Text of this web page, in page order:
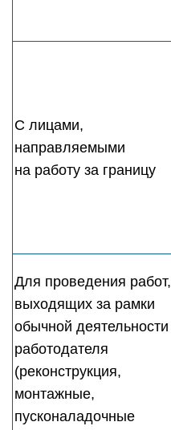
С лицами,
направляемыми
на работу за границу
Для проведения работ,
выходящих за рамки
обычной деятельности
работодателя
(реконструкция,
монтажные,
пусконаладочные